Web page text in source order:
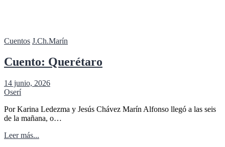
Cuentos J.Ch.Marín
Cuento: Querétaro
14 junio, 2026
Oserí
Por Karina Ledezma y Jesús Chávez Marín Alfonso llegó a las seis
de la mañana, o…
Leer más...